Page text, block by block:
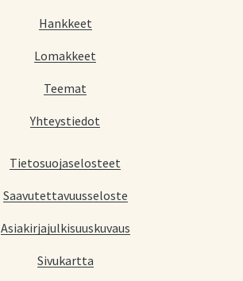
Hankkeet
Lomakkeet
Teemat
Yhteystiedot
Tietosuojaselosteet
Saavutettavuusseloste
Asiakirjajulkisuuskuvaus
Sivukartta